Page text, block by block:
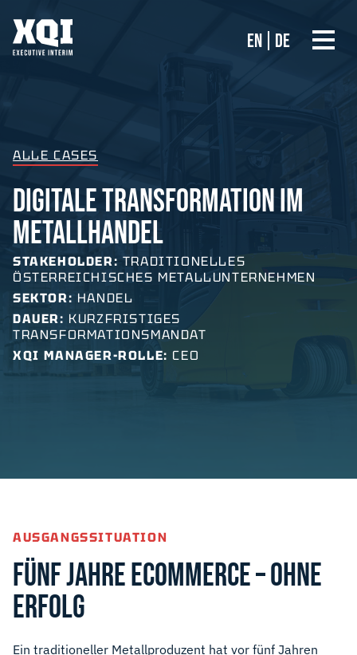
EN DE
ALLE CASES
DIGITALE TRANSFORMATION IM
METALLHANDEL
STAKEHOLDER: TRADITIONELLES
ÖSTERREICHISCHES METALLUNTERNEHMEN
SEKTOR: HANDEL
DAUER: KURZFRISTIGES
TRANSFORMATIONSMANDAT
XQI MANAGER-ROLLE: CEO
AUSGANGSSITUATION
FÜNF JAHRE ECOMMERCE – OHNE
ERFOLG
Ein traditioneller Metallproduzent hat vor fünf Jahren